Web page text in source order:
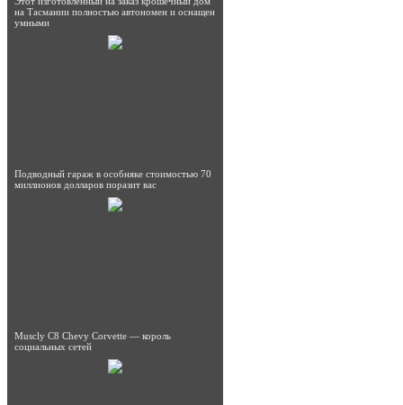
на Тасмании полностью автономен и оснащен
умными
Подводный гараж в особняке стоимостью 70
миллионов долларов поразит вас
Muscly C8 Chevy Corvette — король
социальных сетей